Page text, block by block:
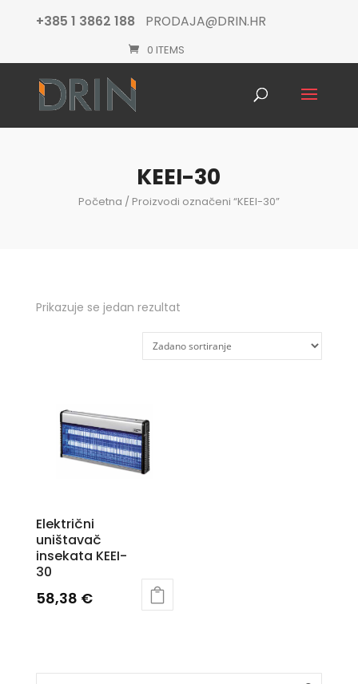
+385 1 3862 188 PRODAJA@DRIN.HR
0 ITEMS
KEEI-30
Početna / Proizvodi označeni “KEEI-30”
Prikazuje se jedan rezultat
Električni
uništavač
insekata KEEI-
30
58,38 €